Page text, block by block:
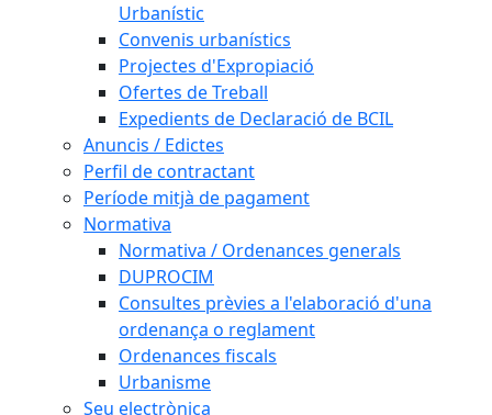
Urbanístic
Convenis urbanístics
Projectes d'Expropiació
Ofertes de Treball
Expedients de Declaració de BCIL
Anuncis / Edictes
Perfil de contractant
Període mitjà de pagament
Normativa
Normativa / Ordenances generals
DUPROCIM
Consultes prèvies a l'elaboració d'una
ordenança o reglament
Ordenances fiscals
Urbanisme
Seu electrònica